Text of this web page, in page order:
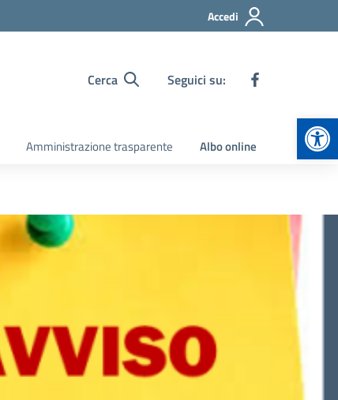
Accedi
Cerca Seguici su:
Amministrazione trasparente Albo online